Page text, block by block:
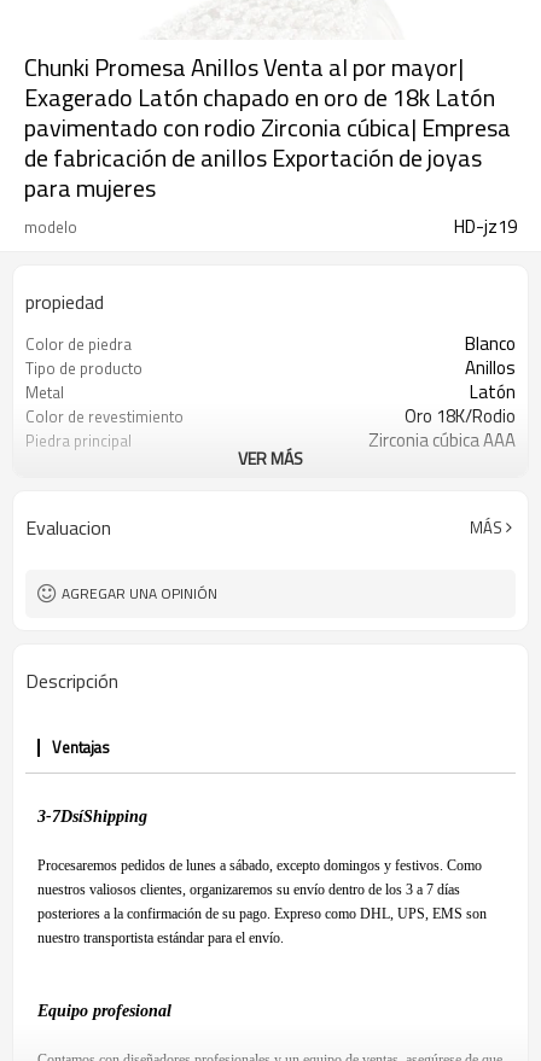
Chunki Promesa Anillos Venta al por mayor|
Exagerado Latón chapado en oro de 18k Latón
pavimentado con rodio Zirconia cúbica| Empresa
de fabricación de anillos Exportación de joyas
para mujeres
modelo HD-jz19
propiedad
Color de piedra Blanco
Tipo de producto Anillos
Metal Latón
Color de revestimiento Oro 18K/Rodio
Piedra principal Zirconia cúbica AAA
VER MÁS
Evaluacion MÁS
AGREGAR UNA OPINIÓN
Descripción
Ventajas
3-7DsíShipping
Procesaremos pedidos de lunes a sábado, excepto domingos y festivos. Como
nuestros valiosos clientes, organizaremos su envío dentro de los 3 a 7 días
posteriores a la confirmación de su pago. Expreso como DHL, UPS, EMS son
nuestro transportista estándar para el envío.
Equipo profesional